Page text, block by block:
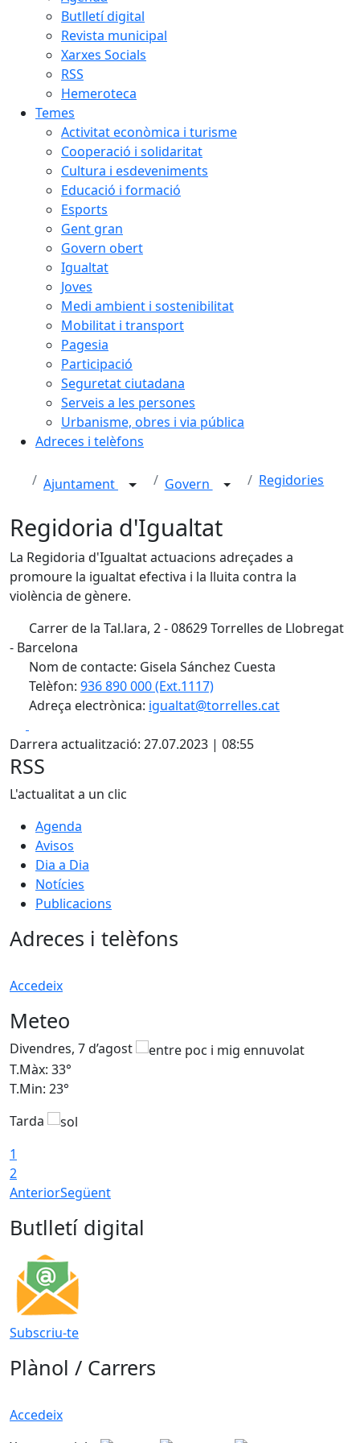
Butlletí digital
Revista municipal
Xarxes Socials
RSS
Hemeroteca
Temes
Activitat econòmica i turisme
Cooperació i solidaritat
Cultura i esdeveniments
Educació i formació
Esports
Gent gran
Govern obert
Igualtat
Joves
Medi ambient i sostenibilitat
Mobilitat i transport
Pagesia
Participació
Seguretat ciutadana
Serveis a les persones
Urbanisme, obres i via pública
Adreces i telèfons
Ajuntament Govern Regidories
Regidoria d'Igualtat
La Regidoria d'Igualtat actuacions adreçades a
promoure la igualtat efectiva i la lluita contra la
violència de gènere.
Carrer de la Tal.lara, 2 - 08629 Torrelles de Llobregat
- Barcelona
Nom de contacte: Gisela Sánchez Cuesta
Telèfon: 936 890 000 (Ext.1117)
Adreça electrònica: igualtat@torrelles.cat
Darrera actualització: 27.07.2023 | 08:55
RSS
L'actualitat a un clic
Agenda
Avisos
Dia a Dia
Notícies
Publicacions
Adreces i telèfons
Accedeix
Meteo
Divendres, 7 d’agost
T.Màx: 33°
T.Min: 23°
Tarda
1
2
AnteriorSegüent
Butlletí digital
Subscriu-te
Plànol / Carrers
Accedeix